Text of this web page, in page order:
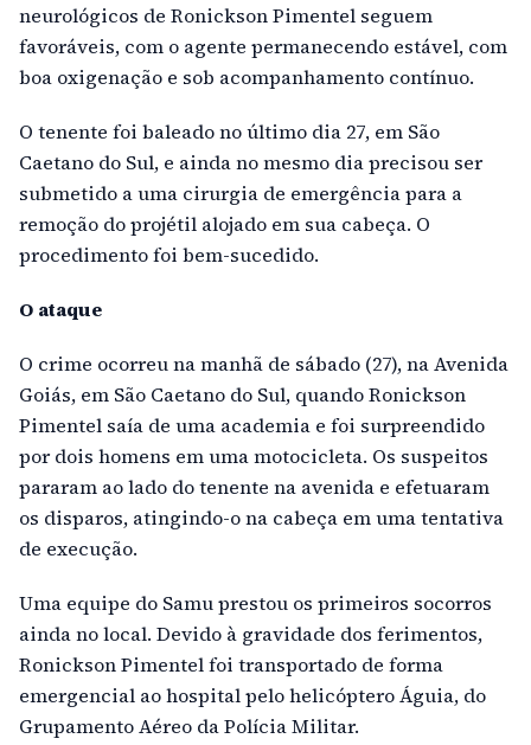
neurológicos de Ronickson Pimentel seguem
favoráveis, com o agente permanecendo estável, com
boa oxigenação e sob acompanhamento contínuo.
O tenente foi baleado no último dia 27, em São
Caetano do Sul, e ainda no mesmo dia precisou ser
submetido a uma cirurgia de emergência para a
remoção do projétil alojado em sua cabeça. O
procedimento foi bem-sucedido.
O ataque
O crime ocorreu na manhã de sábado (27), na Avenida
Goiás, em São Caetano do Sul, quando Ronickson
Pimentel saía de uma academia e foi surpreendido
por dois homens em uma motocicleta. Os suspeitos
pararam ao lado do tenente na avenida e efetuaram
os disparos, atingindo-o na cabeça em uma tentativa
de execução.
Uma equipe do Samu prestou os primeiros socorros
ainda no local. Devido à gravidade dos ferimentos,
Ronickson Pimentel foi transportado de forma
emergencial ao hospital pelo helicóptero Águia, do
Grupamento Aéreo da Polícia Militar.